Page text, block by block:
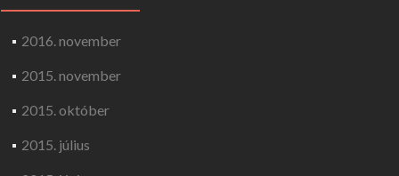
2016. november
2015. november
2015. október
2015. július